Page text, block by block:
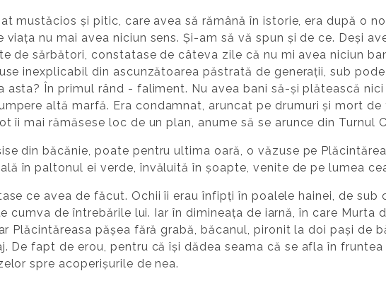
mustăcios și pitic, care avea să rămână în istorie, era după o
viața nu mai avea niciun sens. Și-am să vă spun și de ce. Deși
de sărbători, constatase de câteva zile că nu mi avea niciun
inexplicabil din ascunzătoarea păstrată de generații, sub
asta? În primul rând - faliment. Nu avea bani să-și plătească
altă marfă. Era condamnat, aruncat pe drumuri și mort
îi mai rămăsese loc de un plan, anume să se arunce din Turnul
din băcănie, poate pentru ultima oară, o văzuse pe
în paltonul ei verde, învăluită în șoapte, venite de pe lumea
ce avea de făcut. Ochii îi erau înfipți în poalele hainei, de sub
cumva de întrebările lui. Iar în dimineața de iarnă, în care Murta
Plăcintăreasa pășea fără grabă, băcanul, pironit la doi pași de
De fapt de erou, pentru că își dădea seama că se afla în
spre acoperișurile de nea.